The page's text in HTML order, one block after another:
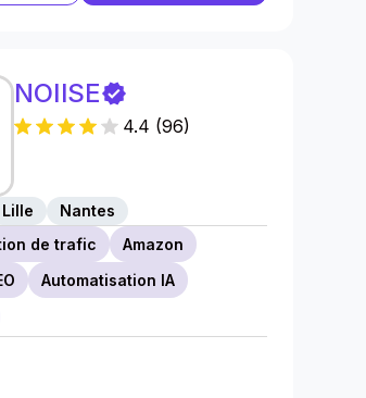
NOIISE
4.4 (96)
Lille
Nantes
de trafic
Amazon
Automatisation IA